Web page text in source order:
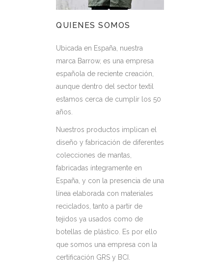
QUIENES SOMOS
Ubicada en España, nuestra
marca Barrow, es una empresa
española de reciente creación,
aunque dentro del sector textil
estamos cerca de cumplir los 50
años.
Nuestros productos implican el
diseño y fabricación de diferentes
colecciones de mantas,
fabricadas íntegramente en
España, y con la presencia de una
línea elaborada con materiales
reciclados, tanto a partir de
tejidos ya usados como de
botellas de plástico. Es por ello
que somos una empresa con la
certificación GRS y BCI.